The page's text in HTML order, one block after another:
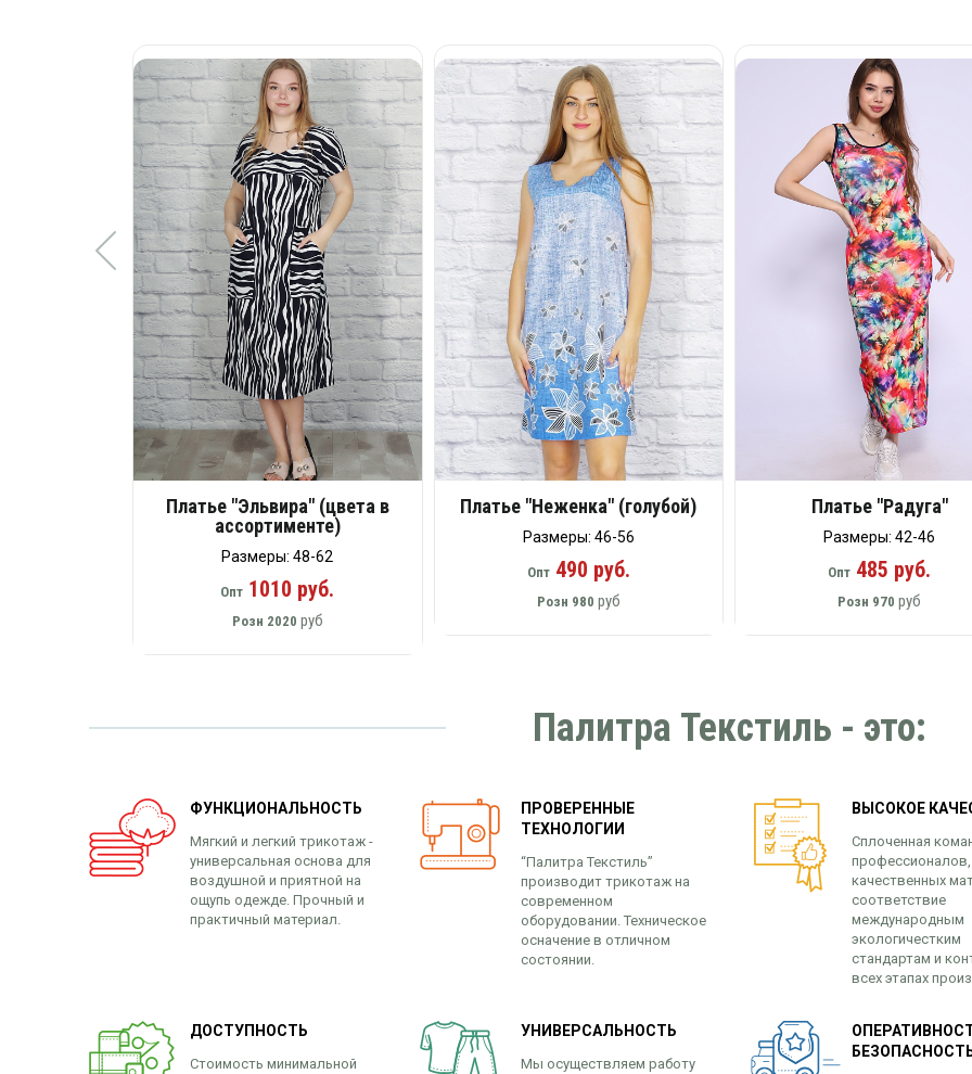
Платье "Эльвира" (цвета в
ассортименте)
Размеры: 48-62
Опт 1010 руб.
Розн 2020 руб
Платье "Неженка" (голубой)
Размеры: 46-56
Опт490 руб.
Розн 980 руб
Платье "Радуга"
Размеры: 42-46
Опт 485 руб.
Розн 970 руб
Палитра Текстиль - это:
ФУНКЦИОНАЛЬНОСТЬ
Мягкий и легкий трикотаж -
универсальная основа для
воздушной и приятной на
ощупь одежде. Прочный и
практичный материал.
ПРОВЕРЕННЫЕ
ТЕХНОЛОГИИ
“Палитра Текстиль”
производит трикотаж на
современном
оборудовании. Техническое
осначение в отличном
состоянии.
ВЫСОКОЕ
Сплоченная
качественных
соответствие
международным
экологичестким
стандартам и
всех этапах
ДОСТУПНОСТЬ
Стоимость минимальной
УНИВЕРСАЛЬНОСТЬ
Мы осуществляем работу